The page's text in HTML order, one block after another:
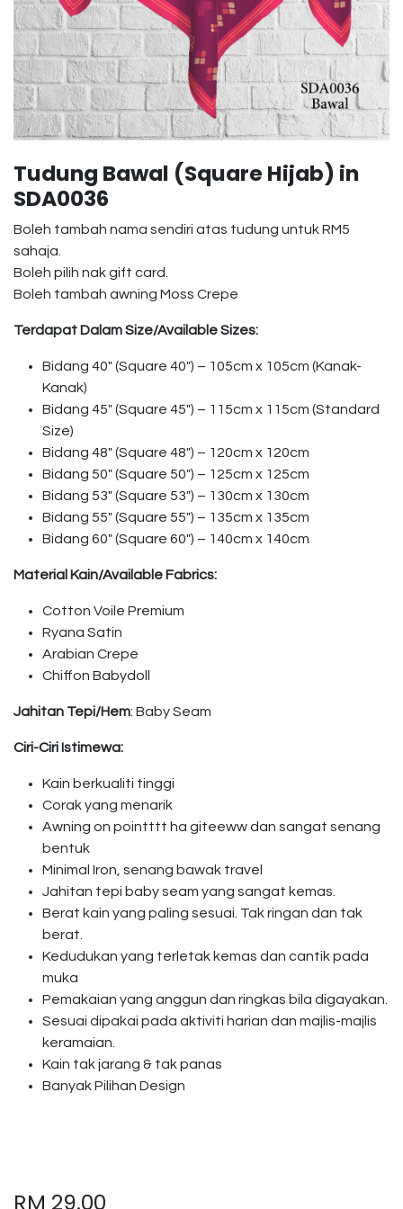
Tudung Bawal (Square Hijab) in
SDA0036
Boleh tambah nama sendiri atas tudung untuk RM5
sahaja.
Boleh pilih nak gift card.
Boleh tambah awning Moss Crepe
Terdapat Dalam Size/Available Sizes:
Bidang 40″ (Square 40″) – 105cm x 105cm (Kanak-
Kanak)
Bidang 45″ (Square 45″) – 115cm x 115cm (Standard
Size)
Bidang 48″ (Square 48″) – 120cm x 120cm
Bidang 50″ (Square 50″) – 125cm x 125cm
Bidang 53″ (Square 53″) – 130cm x 130cm
Bidang 55″ (Square 55″) – 135cm x 135cm
Bidang 60″ (Square 60″) – 140cm x 140cm
Material Kain/Available Fabrics:
Cotton Voile Premium
Ryana Satin
Arabian Crepe
Chiffon Babydoll
Jahitan Tepi/Hem: Baby Seam
Ciri-Ciri Istimewa:
Kain berkualiti tinggi
Corak yang menarik
Awning on pointttt ha giteeww dan sangat senang
bentuk
Minimal Iron, senang bawak travel
Jahitan tepi baby seam yang sangat kemas.
Berat kain yang paling sesuai. Tak ringan dan tak
berat.
Kedudukan yang terletak kemas dan cantik pada
muka
Pemakaian yang anggun dan ringkas bila digayakan.
Sesuai dipakai pada aktiviti harian dan majlis-majlis
keramaian.
Kain tak jarang & tak panas
Banyak Pilihan Design
RM 29.00